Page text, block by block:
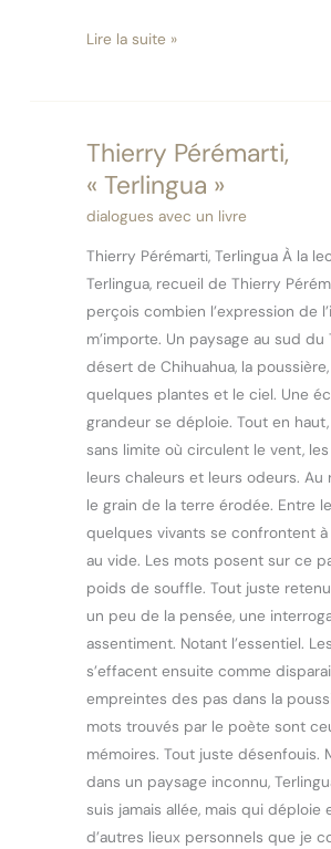
Lire la suite »
Thierry Pérémarti,
« Terlingua »
dialogues avec un livre
Thierry Pérémarti, Terlingua À la
Terlingua, recueil de Thierry
perçois combien l’expression de
m’importe. Un paysage au sud du
désert de Chihuahua, la
quelques plantes et le ciel. Une
grandeur se déploie. Tout en haut,
sans limite où circulent le vent, les
leurs chaleurs et leurs odeurs. Au
le grain de la terre érodée. Entre
quelques vivants se confrontent à
au vide. Les mots posent sur ce
poids de souffle. Tout juste
un peu de la pensée, une
assentiment. Notant l’essentiel.
s’effacent ensuite comme
empreintes des pas dans la
mots trouvés par le poète sont
mémoires. Tout juste désenfouis.
dans un paysage inconnu,
suis jamais allée, mais qui déploie
d’autres lieux personnels que je
Thierry
Pérémarti,
« Terlingua »